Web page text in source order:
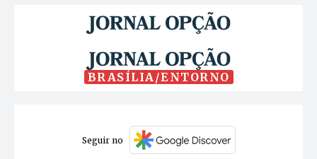
BRASÍLIA/ENTORNO
Seguir no